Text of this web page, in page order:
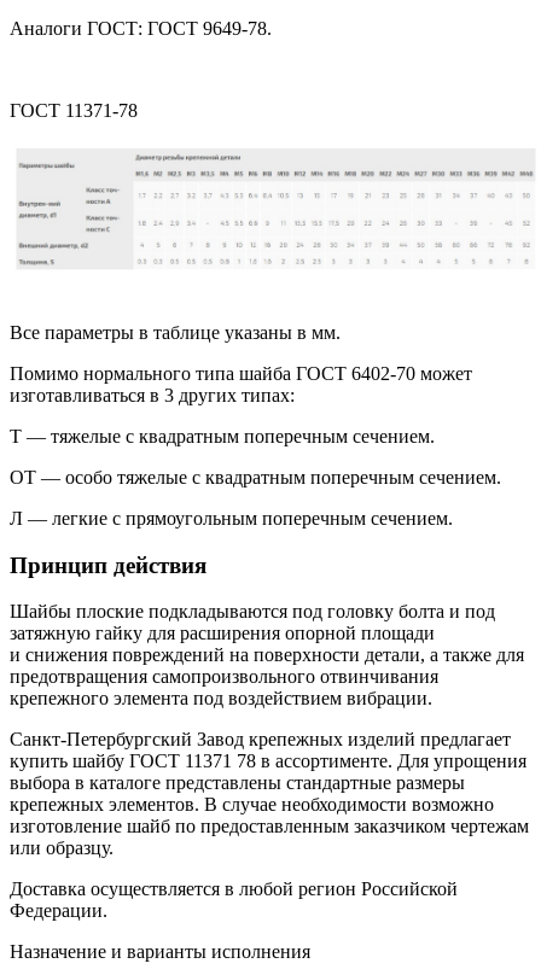
Аналоги ГОСТ: ГОСТ 9649-78.
ГОСТ 11371-78
Все параметры в таблице указаны в мм.
Помимо нормального типа шайба ГОСТ 6402-70 может
изготавливаться в 3 других типах:
Т — тяжелые с квадратным поперечным сечением.
ОТ — особо тяжелые с квадратным поперечным сечением.
Л — легкие с прямоугольным поперечным сечением.
Принцип действия
Шайбы плоские подкладываются под головку болта и под
затяжную гайку для расширения опорной площади
и снижения повреждений на поверхности детали, а также для
предотвращения самопроизвольного отвинчивания
крепежного элемента под воздействием вибрации.
Санкт-Петербургский Завод крепежных изделий предлагает
купить шайбу ГОСТ 11371 78 в ассортименте. Для упрощения
выбора в каталоге представлены стандартные размеры
крепежных элементов. В случае необходимости возможно
изготовление шайб по предоставленным заказчиком чертежам
или образцу.
Доставка осуществляется в любой регион Российской
Федерации.
Назначение и варианты исполнения